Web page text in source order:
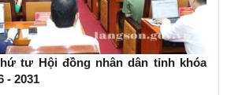
tư Hội đồng nhân dân tỉnh khóa
- 2031